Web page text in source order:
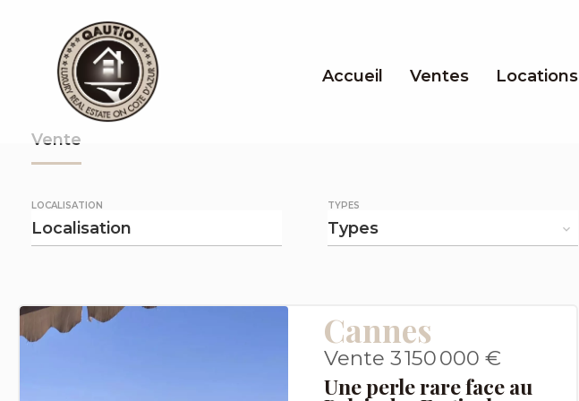
Accueil Ventes Locations
Vente
LOCALISATION
Localisation
TYPES
Types
Cannes
Vente 3 150 000 €
Une perle rare face au